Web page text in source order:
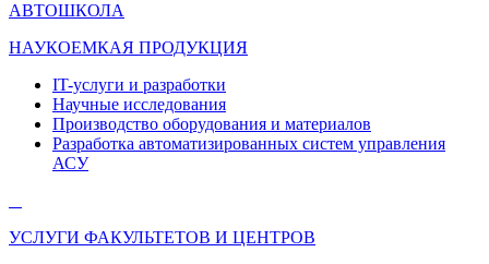
АВТОШКОЛА
НАУКОЕМКАЯ ПРОДУКЦИЯ
IT-услуги и разработки
Научные исследования
Производство оборудования и материалов
Разработка автоматизированных систем управления
АСУ
УСЛУГИ ФАКУЛЬТЕТОВ И ЦЕНТРОВ